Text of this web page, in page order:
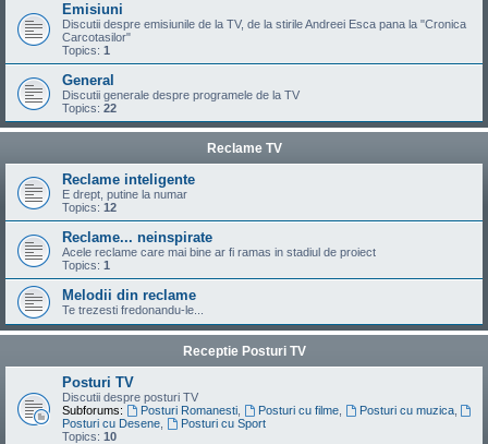
Emisiuni
Discutii despre emisiunile de la TV, de la stirile Andreei Esca pana la "Cronica
Carcotasilor"
Topics: 1
General
Discutii generale despre programele de la TV
Topics: 22
Reclame TV
Reclame inteligente
E drept, putine la numar
Topics: 12
Reclame... neinspirate
Acele reclame care mai bine ar fi ramas in stadiul de proiect
Topics: 1
Melodii din reclame
Te trezesti fredonandu-le...
Receptie Posturi TV
Posturi TV
Discutii despre posturi TV
Subforums:
Posturi Romanesti, Posturi cu filme, Posturi cu muzica,
Posturi cu Desene
Posturi cu Sport
Topics: 10